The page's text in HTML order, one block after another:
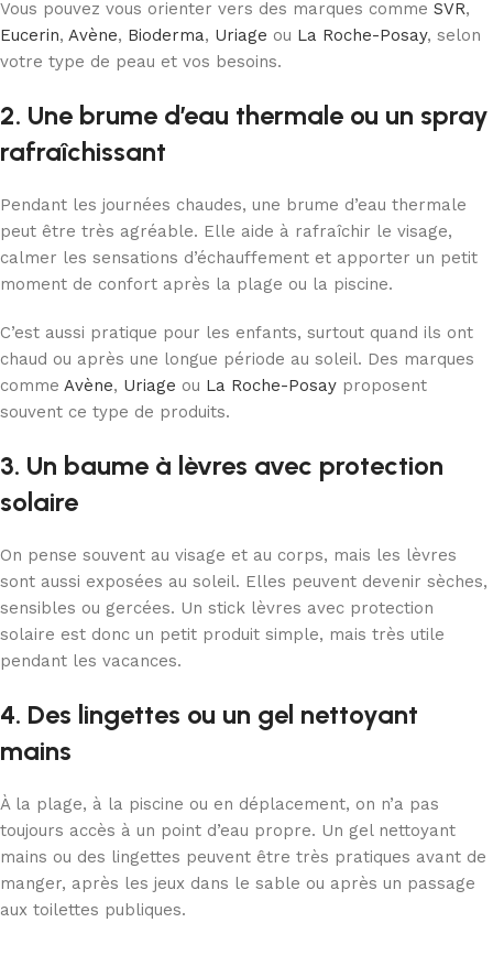
Vous pouvez vous orienter vers des marques comme SVR,
Eucerin, Avène, Bioderma, Uriage ou La Roche-Posay, selon
votre type de peau et vos besoins.
2. Une brume d’eau thermale ou un spray
rafraîchissant
Pendant les journées chaudes, une brume d’eau thermale
peut être très agréable. Elle aide à rafraîchir le visage,
calmer les sensations d’échauffement et apporter un petit
moment de confort après la plage ou la piscine.
C’est aussi pratique pour les enfants, surtout quand ils ont
chaud ou après une longue période au soleil. Des marques
comme Avène, Uriage ou La Roche-Posay proposent
souvent ce type de produits.
3. Un baume à lèvres avec protection
solaire
On pense souvent au visage et au corps, mais les lèvres
sont aussi exposées au soleil. Elles peuvent devenir sèches,
sensibles ou gercées. Un stick lèvres avec protection
solaire est donc un petit produit simple, mais très utile
pendant les vacances.
4. Des lingettes ou un gel nettoyant
mains
À la plage, à la piscine ou en déplacement, on n’a pas
toujours accès à un point d’eau propre. Un gel nettoyant
mains ou des lingettes peuvent être très pratiques avant de
manger, après les jeux dans le sable ou après un passage
aux toilettes publiques.